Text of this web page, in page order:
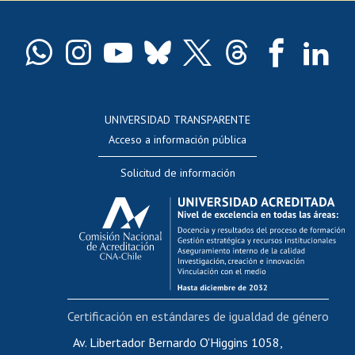
Docentes
Perfeccionamiento
Editar Portafolio Académico
Evaluación docente
Calificación académica
Postulación al AUCAI
Funcionarias/os
Cursos internos de capacitación
Bienestar del personal
Portal de movilidad interna
Certificado de renta
UNIVERSIDAD TRANSPARENTE
Acceso a información pública
Solicitud de información
Av. Libertador Bernardo O'Higgins 1058,
Certificación en estándares de igualdad de género